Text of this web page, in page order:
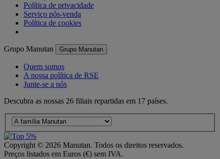
Política de privacidade
Serviço pós-venda
Política de cookies
Grupo Manutan Grupo Manutan
Quem somos
A nossa política de RSE
Junte-se a nós
Descubra as nossas 26 filiais repartidas em 17 países.
Copyright © 2026 Manutan. Todos os direitos reservados.
Preços listados em Euros (€) sem IVA.